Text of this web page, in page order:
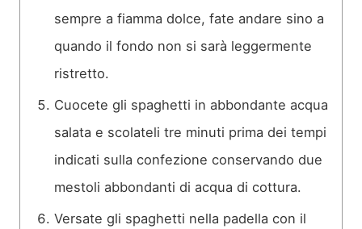
sempre a fiamma dolce, fate andare sino a
quando il fondo non si sarà leggermente
ristretto.
Cuocete gli spaghetti in abbondante acqua
salata e scolateli tre minuti prima dei tempi
indicati sulla confezione conservando due
mestoli abbondanti di acqua di cottura.
Versate gli spaghetti nella padella con il